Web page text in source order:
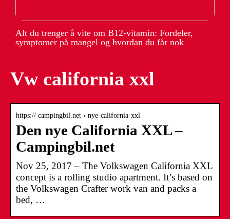
Alt du trenger å vite om B12-vitamin: Fordeler,
symptomer på mangel og hvordan du får nok
Vw california xxl
https:// campingbil.net › nye-california-xxl
Den nye California XXL –
Campingbil.net
Nov 25, 2017 – The Volkswagen California XXL
concept is a rolling studio apartment. It’s based on
the Volkswagen Crafter work van and packs a
bed, …